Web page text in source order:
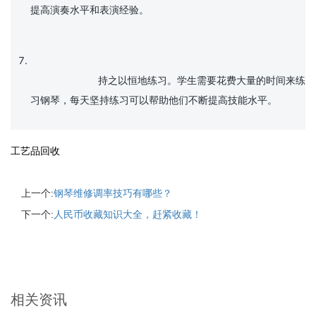
提高演奏水平和表演经验。
习钢琴，每天坚持练习可以帮助他们不断提高技能水平。
工艺品回收
上一个:钢琴维修调率技巧有哪些？
下一个: 人民币收藏知识大全，赶紧收藏！
相关资讯